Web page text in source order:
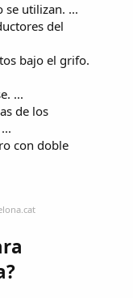
se utilizan. ...
del
bajo el grifo.
...
de los
con doble